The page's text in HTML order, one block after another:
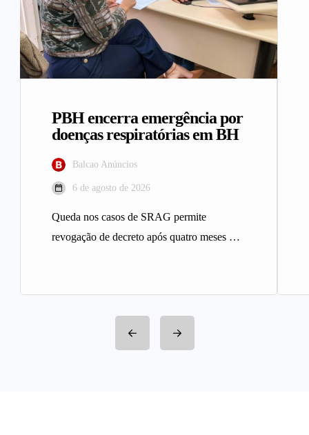
PBH encerra emergência por
doenças respiratórias em BH
Balcao Anúncios
6 de agosto de 2026
Queda nos casos de SRAG permite
revogação de decreto após quatro meses A